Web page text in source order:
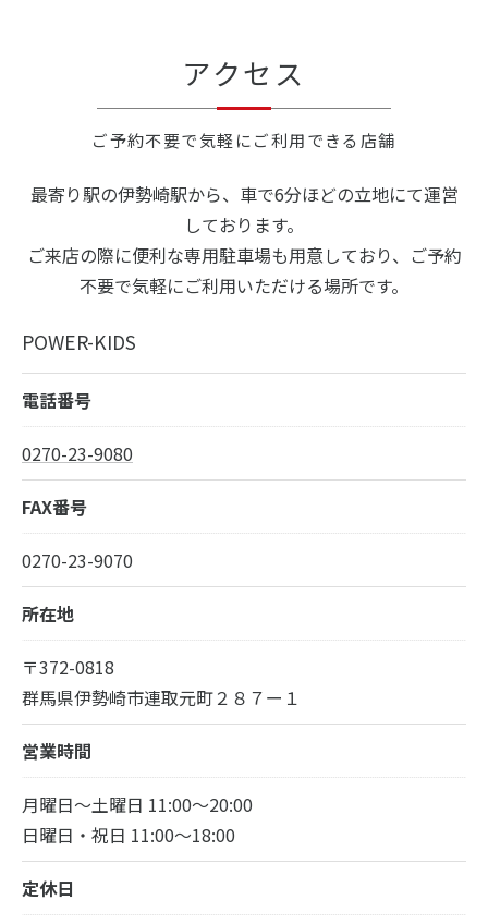
ご予約不要で気軽にご利用できる店舗
アクセス
最寄り駅の伊勢崎駅から、車で6分ほどの立地にて運営
しております。
ご来店の際に便利な専用駐車場も用意しており、ご予約
不要で気軽にご利用いただける場所です。
POWER-KIDS
電話番号
0270-23-9080
FAX番号
0270-23-9070
所在地
〒372-0818
群馬県伊勢崎市連取元町２８７ー１
営業時間
月曜日～土曜日 11:00～20:00
日曜日・祝日 11:00～18:00
定休日